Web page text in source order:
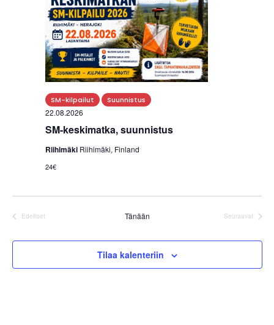
SM-keskimatka, suunnistus
22.08.2026
SM-kilpailut Suunnistus
Riihimäki Riihimäki, Finland
24€
Edelliset
Tänään
Seuraavat
Tilaa kalenteriin